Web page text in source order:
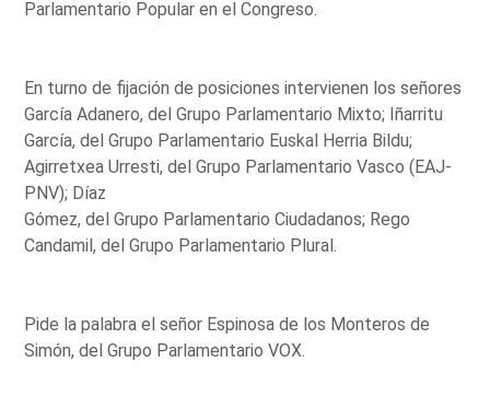
Parlamentario Popular en el Congreso.
En turno de fijación de posiciones intervienen los señores
García Adanero, del Grupo Parlamentario Mixto; Iñarritu
García, del Grupo Parlamentario Euskal Herria Bildu;
Agirretxea Urresti, del Grupo Parlamentario Vasco (EAJ-
PNV); Díaz
Gómez, del Grupo Parlamentario Ciudadanos; Rego
Candamil, del Grupo Parlamentario Plural.
Pide la palabra el señor Espinosa de los Monteros de
Simón, del Grupo Parlamentario VOX.